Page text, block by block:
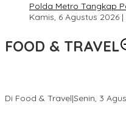
Polda Metro Tangkap
Kamis, 6 Agustus 2026 |
FOOD & TRAVEL
Di Food & Travel|Senin, 3